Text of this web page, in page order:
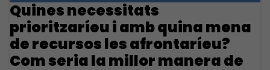
Quines necessitats
prioritzaríeu i amb quina mena
de recursos les afrontaríeu?
Com seria la millor manera de